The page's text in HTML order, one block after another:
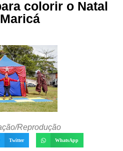
colorir o Natal
Reprodução
Twitter WhatsApp